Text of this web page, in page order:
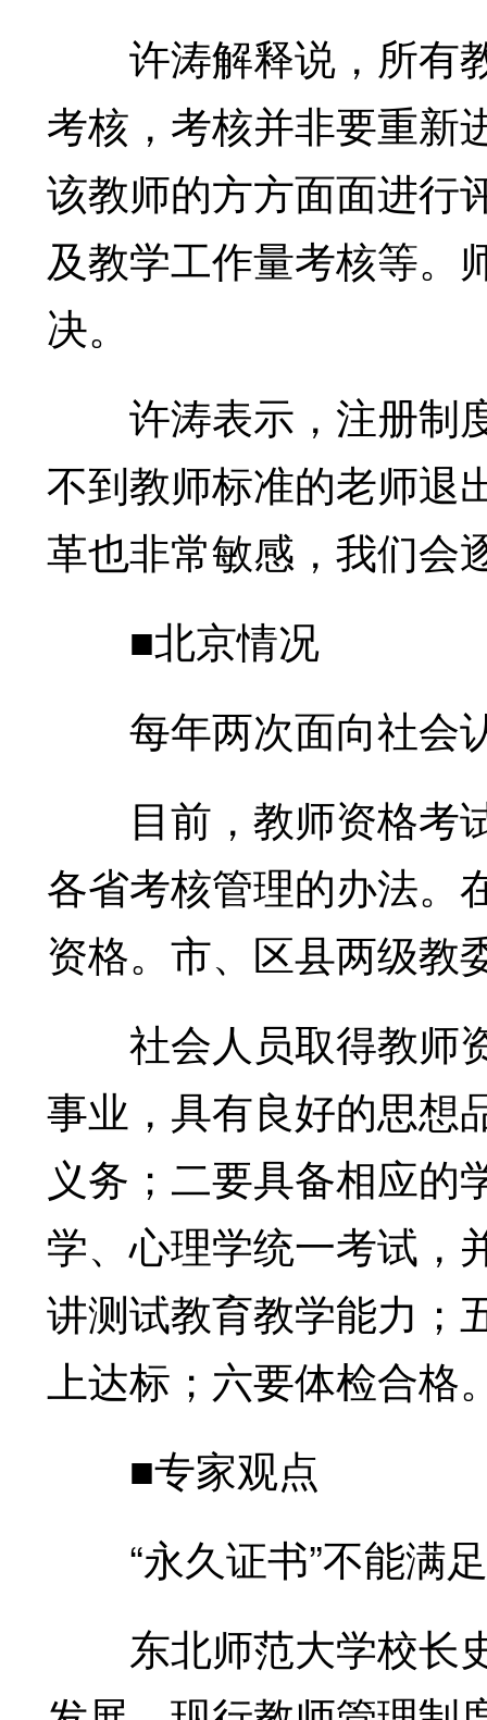
许涛解释说，所有
考核，考核并非要重新
该教师的方方面面进行
及教学工作量考核等。
决。
许涛表示，注册制
不到教师标准的老师退
革也非常敏感，我们会
■北京情况
每年两次面向社会
目前，教师资格考
各省考核管理的办法。
资格。市、区县两级教
社会人员取得教师
事业，具有良好的思想
义务；二要具备相应的
学、心理学统一考试，
讲测试教育教学能力；
上达标；六要体检合格
■专家观点
“永久证书”不能满
东北师范大学校长